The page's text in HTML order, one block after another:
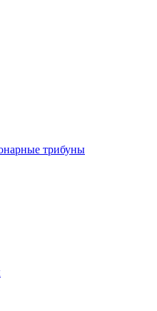
трибуны